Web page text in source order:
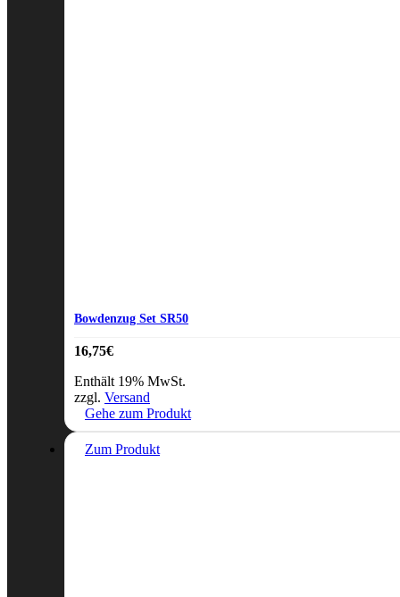
Bowdenzug Set SR50
16,75€
Enthält 19% MwSt.
zzgl. Versand
Gehe zum Produkt
Zum Produkt